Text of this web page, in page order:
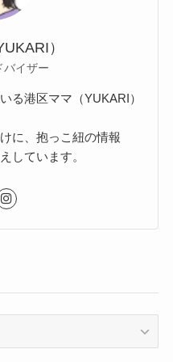
）
バイザー
る港区ママ（YUKARI）
に、抱っこ紐の情報
しています。